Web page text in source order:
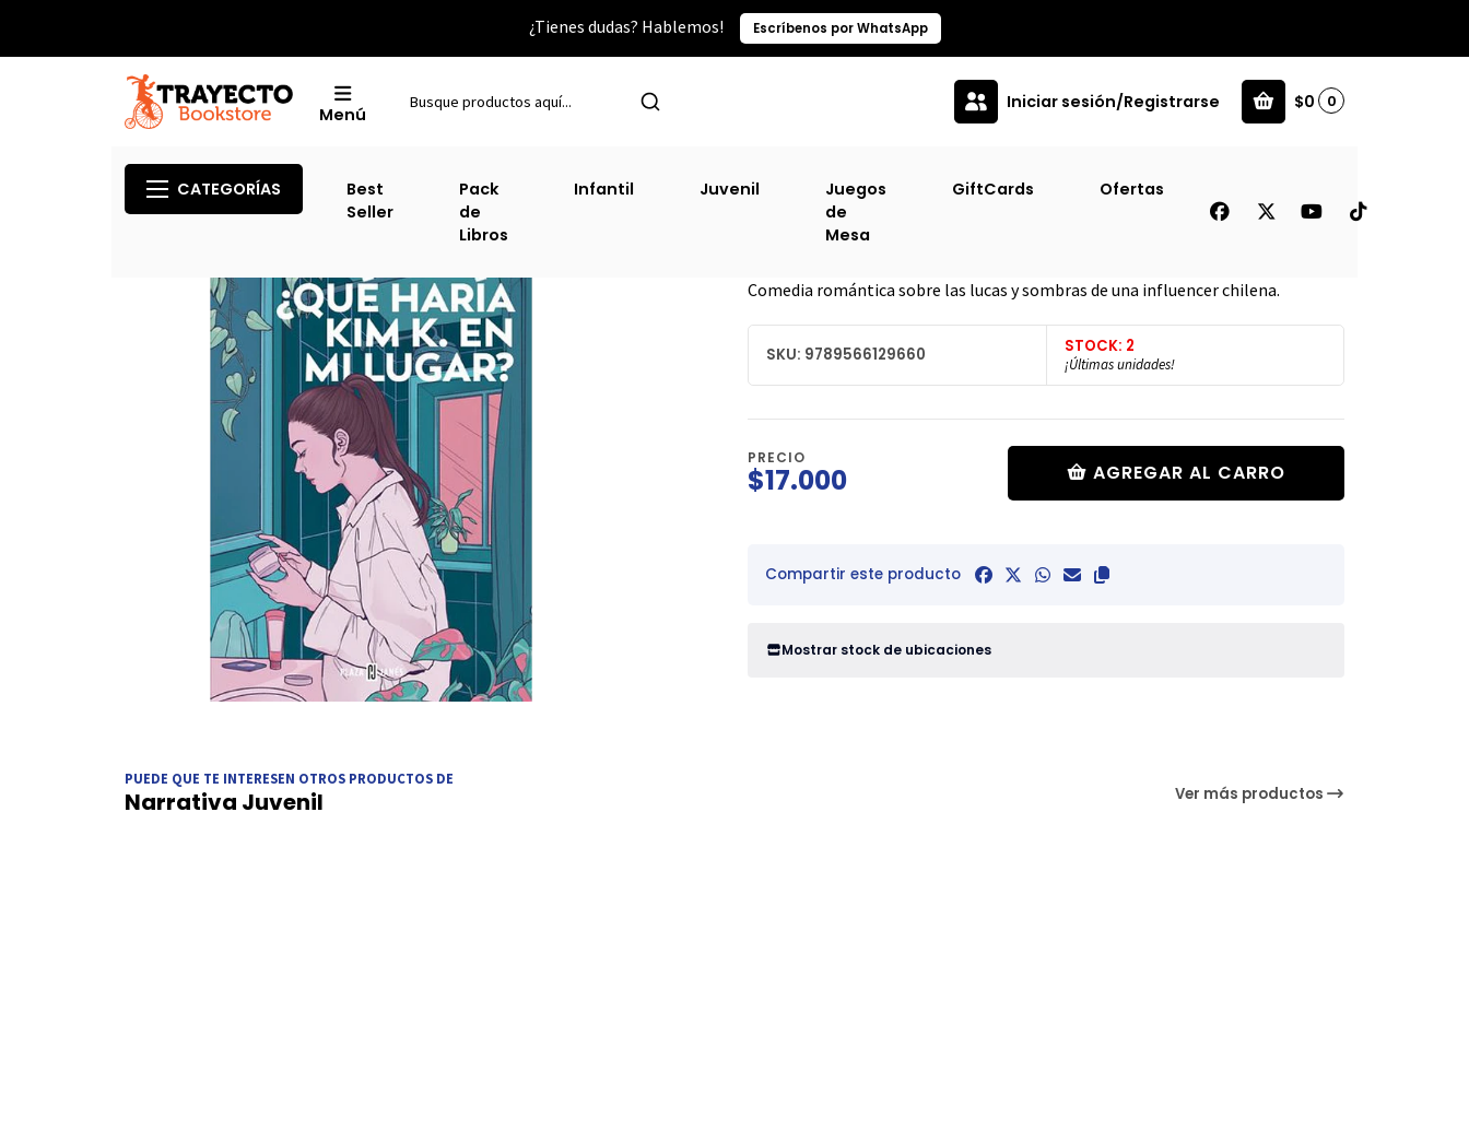
¿Tienes dudas? Hablemos! Escríbenos por WhatsApp
Menú
Iniciar sesión/Registrarse $0 0
CATEGORÍAS
Best
Seller
Pack
de
Libros
Infantil Juvenil
Juegos
de
Mesa
GiftCards Ofertas
Que Haria Kim K. En Mi Lugar [Juv]
Comedia romántica sobre las lucas y sombras de una influencer chilena.
SKU: 9789566129660 STOCK: 2
¡Últimas unidades!
PRECIO
$17.000 AGREGAR AL CARRO
Compartir este producto
Mostrar stock de ubicaciones
PUEDE QUE TE INTERESEN OTROS PRODUCTOS DE
Narrativa Juvenil Ver más productos